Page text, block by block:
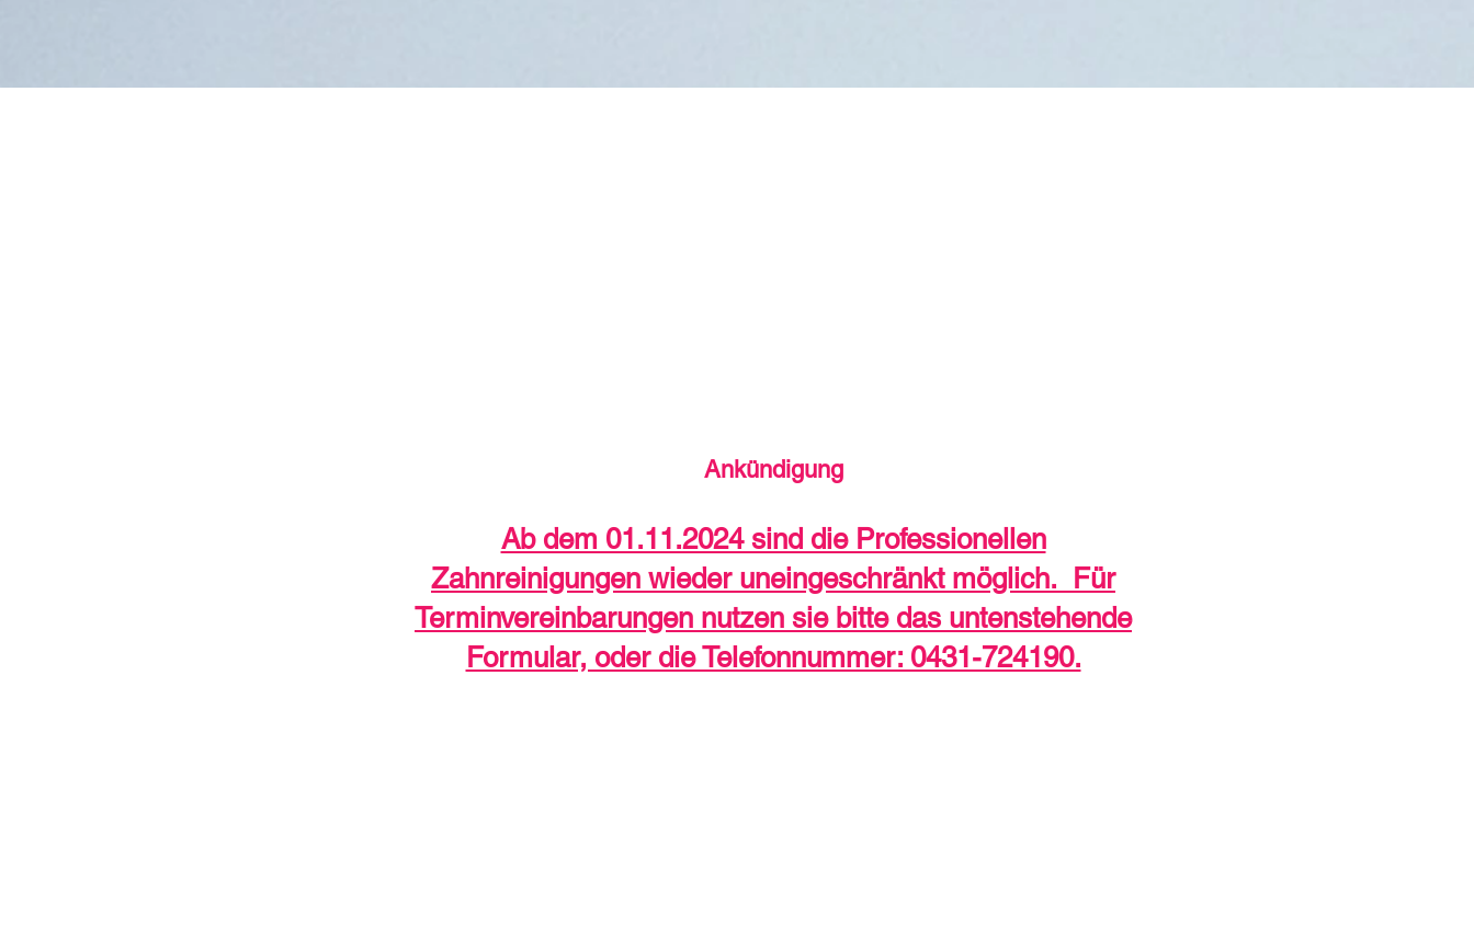
Ankündigung
Ab dem 01.11.2024 sind die Professionellen
Zahnreinigungen wieder uneingeschränkt möglich. Für
Terminvereinbarungen nutzen sie bitte das untenstehende
Formular, oder die Telefonnummer: 0431-724190.